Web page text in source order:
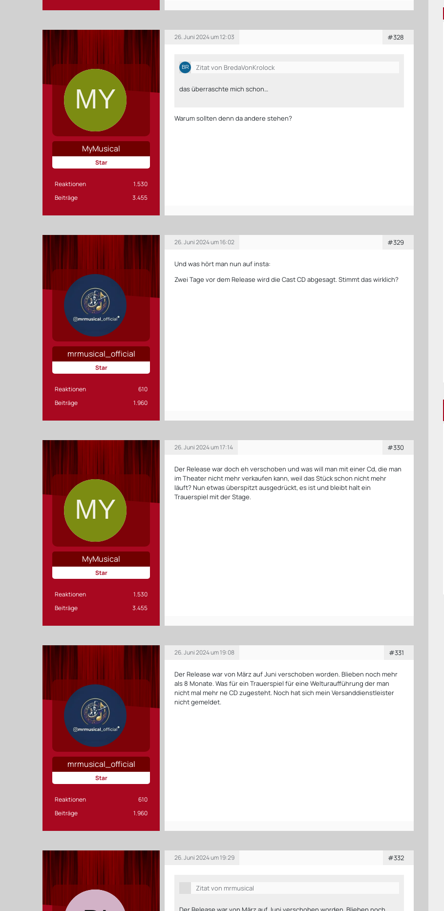
MyMusical
Star
Reaktionen
1.530
Beiträge
3.455
26. Juni 2024 um 12:03 #328
Zitat von BredaVonKrolock
das überraschte mich schon…
Warum sollten denn da andere stehen?
mrmusical_official
Star
Reaktionen
610
Beiträge
1.960
26. Juni 2024 um 16:02 #329
Und was hört man nun auf insta:
Zwei Tage vor dem Release wird die Cast CD abgesagt. Stimmt das wirklich?
MyMusical
Star
Reaktionen
1.530
Beiträge
3.455
26. Juni 2024 um 17:14 #330
Der Release war doch eh verschoben und was will man mit einer Cd, die man
im Theater nicht mehr verkaufen kann, weil das Stück schon nicht mehr
läuft? Nun etwas überspitzt ausgedrückt, es ist und bleibt halt ein
Trauerspiel mit der Stage.
mrmusical_official
Star
Reaktionen
610
Beiträge
1.960
26. Juni 2024 um 19:08 #331
Der Release war von März auf Juni verschoben worden. Blieben noch mehr
als 8 Monate. Was für ein Trauerspiel für eine Welturaufführung der man
nicht mal mehr ne CD zugesteht. Noch hat sich mein Versanddienstleister
nicht gemeldet.
26. Juni 2024 um 19:29 #332
Zitat von mrmusical